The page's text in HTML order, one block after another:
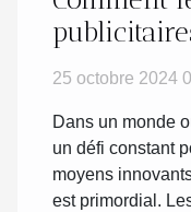
la visibilité
25 octobre 2024
Dans un monde
un défi constant
moyens
est primordial.